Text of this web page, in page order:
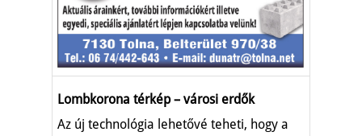
Lombkorona térkép – városi erdők
Az új technológia lehetővé teheti, hogy a